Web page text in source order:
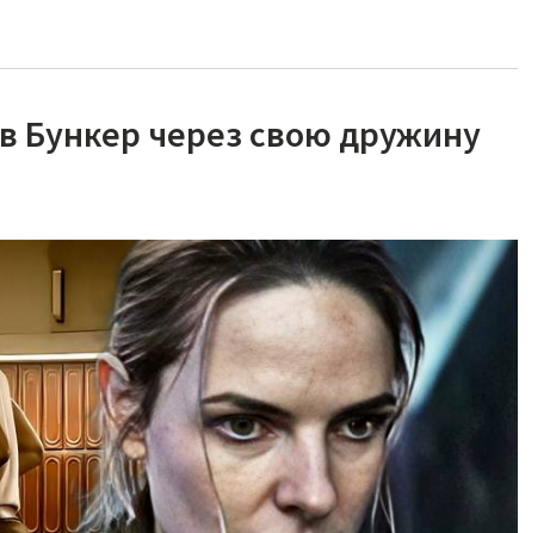
Бункер через свою дружину